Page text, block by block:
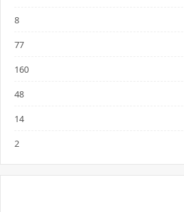
8
77
160
48
14
2